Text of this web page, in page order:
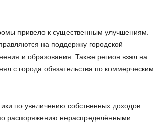
привело к существенным улучшениям.
на поддержку городской
и образования. Также регион взял на
с города обязательства по коммерческим
по увеличению собственных доходов
распоряжению нераспределёнными